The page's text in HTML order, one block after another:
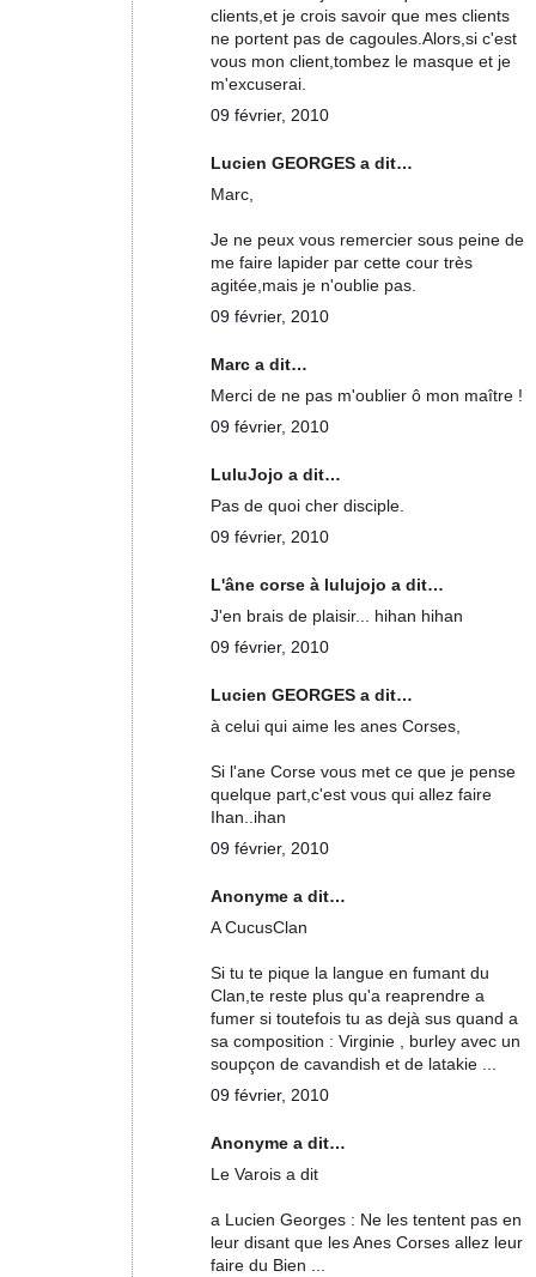
clients,et je crois savoir que mes clients
ne portent pas de cagoules.Alors,si c'est
vous mon client,tombez le masque et je
m'excuserai.
09 février, 2010
Lucien GEORGES a dit…
Marc,
Je ne peux vous remercier sous peine de
me faire lapider par cette cour très
agitée,mais je n'oublie pas.
09 février, 2010
Marc a dit…
Merci de ne pas m'oublier ô mon maître !
09 février, 2010
LuluJojo a dit…
Pas de quoi cher disciple.
09 février, 2010
L'âne corse à lulujojo a dit…
J'en brais de plaisir... hihan hihan
09 février, 2010
Lucien GEORGES a dit…
à celui qui aime les anes Corses,
Si l'ane Corse vous met ce que je pense
quelque part,c'est vous qui allez faire
Ihan..ihan
09 février, 2010
Anonyme a dit…
A CucusClan
Si tu te pique la langue en fumant du
Clan,te reste plus qu'a reaprendre a
fumer si toutefois tu as dejà sus quand a
sa composition : Virginie , burley avec un
soupçon de cavandish et de latakie ...
09 février, 2010
Anonyme a dit…
Le Varois a dit
a Lucien Georges : Ne les tentent pas en
leur disant que les Anes Corses allez leur
faire du Bien ...